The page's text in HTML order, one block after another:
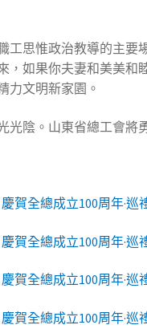
工思惟政治教導的主要
，如果你夫妻和美美和
力文明新家園。
光陰。山東省總工會將
賀全總成立100周年·
賀全總成立100周年·
賀全總成立100周年·
賀全總成立100周年·